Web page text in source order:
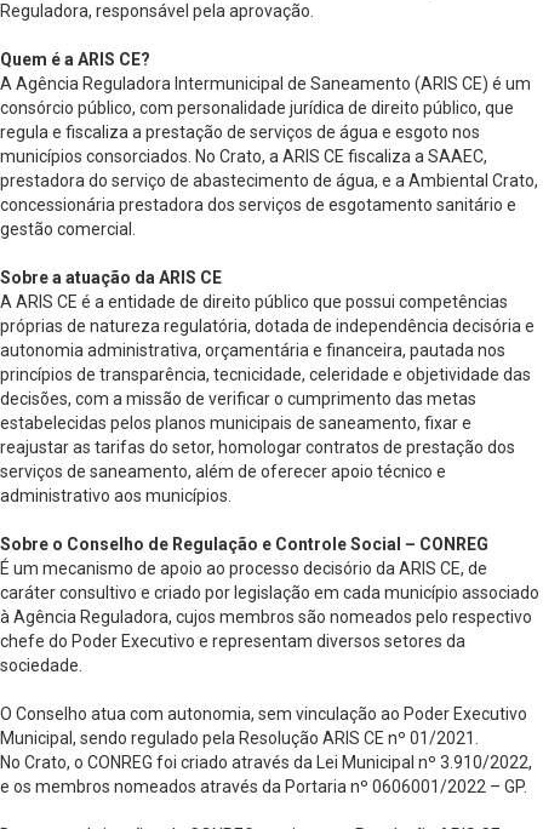
Reguladora, responsável pela aprovação.
Quem é a ARIS CE?
A Agência Reguladora Intermunicipal de Saneamento (ARIS CE) é um
consórcio público, com personalidade jurídica de direito público, que
regula e fiscaliza a prestação de serviços de água e esgoto nos
municípios consorciados. No Crato, a ARIS CE fiscaliza a SAAEC,
prestadora do serviço de abastecimento de água, e a Ambiental Crato,
concessionária prestadora dos serviços de esgotamento sanitário e
gestão comercial.
Sobre a atuação da ARIS CE
A ARIS CE é a entidade de direito público que possui competências
próprias de natureza regulatória, dotada de independência decisória e
autonomia administrativa, orçamentária e financeira, pautada nos
princípios de transparência, tecnicidade, celeridade e objetividade das
decisões, com a missão de verificar o cumprimento das metas
estabelecidas pelos planos municipais de saneamento, fixar e
reajustar as tarifas do setor, homologar contratos de prestação dos
serviços de saneamento, além de oferecer apoio técnico e
administrativo aos municípios.
Sobre o Conselho de Regulação e Controle Social – CONREG
É um mecanismo de apoio ao processo decisório da ARIS CE, de
caráter consultivo e criado por legislação em cada município associado
à Agência Reguladora, cujos membros são nomeados pelo respectivo
chefe do Poder Executivo e representam diversos setores da
sociedade.
O Conselho atua com autonomia, sem vinculação ao Poder Executivo
Municipal, sendo regulado pela Resolução ARIS CE nº 01/2021.
No Crato, o CONREG foi criado através da Lei Municipal nº 3.910/2022,
e os membros nomeados através da Portaria nº 0606001/2022 – GP.